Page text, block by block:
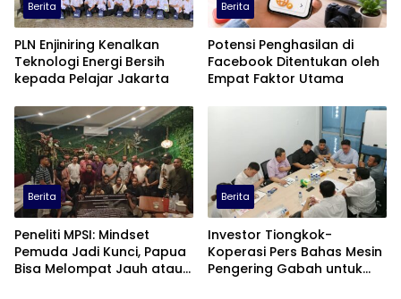
Berita
PLN Enjiniring Kenalkan
Teknologi Energi Bersih
kepada Pelajar Jakarta
Berita
Potensi Penghasilan di
Facebook Ditentukan oleh
Empat Faktor Utama
Berita
Peneliti MPSI: Mindset
Pemuda Jadi Kunci, Papua
Bisa Melompat Jauh atau
Berita
Investor Tiongkok-
Koperasi Pers Bahas Mesin
Pengering Gabah untuk